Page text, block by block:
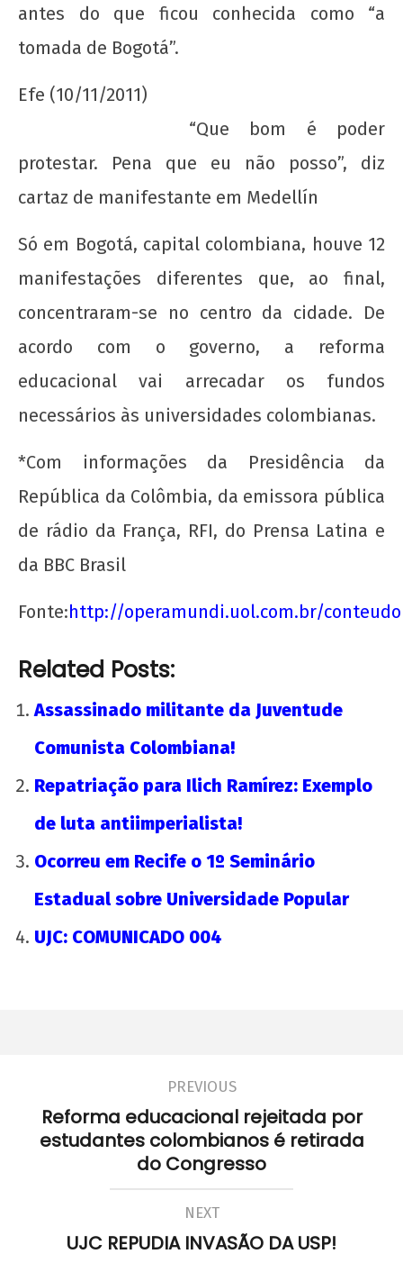
Nota Política da UJC SE - Nas eleições para o
escancara o oportunismo da majoritária da
agosto
de
2012
admin
Nota Política da UJC - PARA ALÉM DA
"Novo" Ensino Médio!
22 de
agosto
de
2012
admin
UNE na luta: pela Universidade Popular e pelo
socialismo!
22 de
de
2012
wp-
admin
antes do que ficou conhecida como “a
tomada de Bogotá”.
Efe (10/11/2011)
“Que bom é poder
protestar. Pena que eu não posso”, diz
cartaz de manifestante em Medellín
Só em Bogotá, capital colombiana, houve 12
manifestações diferentes que, ao final,
concentraram-se no centro da cidade. De
acordo com o governo, a reforma
educacional vai arrecadar os fundos
necessários às universidades colombianas.
*Com informações da Presidência da
República da Colômbia, da emissora pública
de rádio da França, RFI, do Prensa Latina e
da BBC Brasil
Fonte:http://operamundi.uol.com.br/
Related Posts:
Assassinado militante da Juventude
Comunista Colombiana!
Repatriação para Ilich Ramírez: Exemplo
de luta antiimperialista!
Ocorreu em Recife o 1º Seminário
Estadual sobre Universidade Popular
UJC: COMUNICADO 004
PREVIOUS
Reforma educacional rejeitada por
estudantes colombianos é retirada
do Congresso
NEXT
UJC REPUDIA INVASÃO DA USP!